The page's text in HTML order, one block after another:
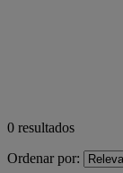
0 resultados
Ordenar por: